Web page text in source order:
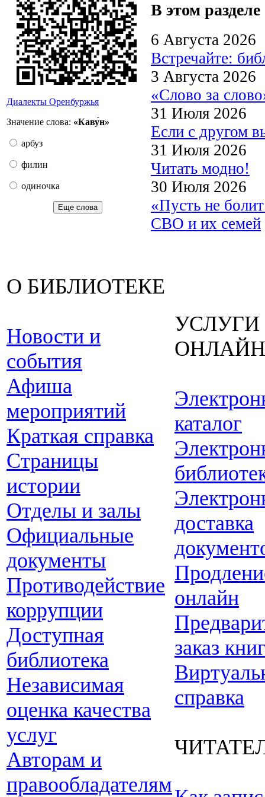
Диалекты Оренбуржья
Значение слова: «Каву́н»
арбуз
филин
одиночка
Еще слова
В этом разделе
6 Августа 2026
Встречайте:
3 Августа 2026
«Слово за
31 Июля 2026
Если с другом
31 Июля 2026
Читать модно!
30 Июля 2026
«Пусть не
СВО и их семей
О БИБЛИОТЕКЕ
Новости и
события
Афиша
мероприятий
Краткая справка
Страницы
истории
Отделы и залы
Официальные
документы
Противодействие
коррупции
Доступная
библиотека
Независимая
оценка качества
услуг
Авторам и
правообладателям
УСЛУГИ
ОНЛАЙН
каталог
доставка
онлайн
заказ
справка